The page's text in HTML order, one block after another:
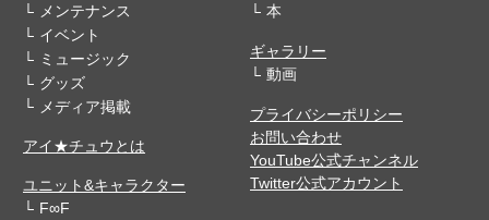
メンテナンス
イベント
ミュージック
グッズ
メディア掲載
アイ★チュウとは
ユニット&キャラクター
F∞F
本
ギャラリー
動画
プライバシーポリシー
お問い合わせ
YouTube公式チャンネル
Twitter公式アカウント